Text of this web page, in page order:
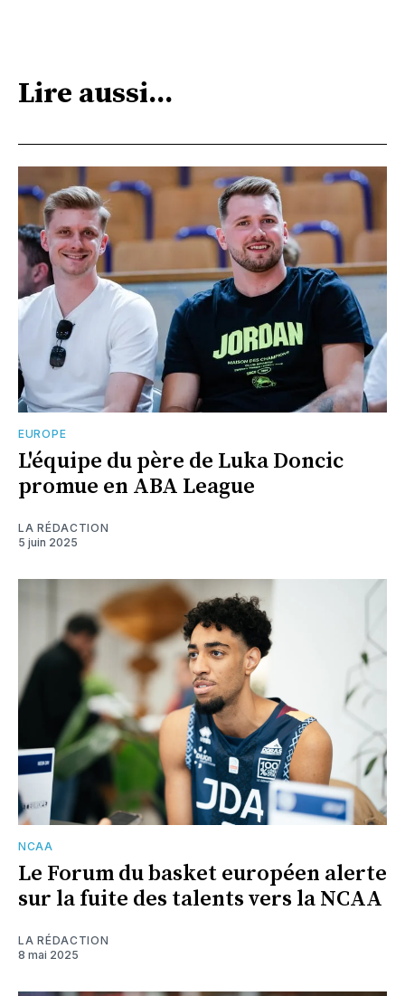
Lire aussi...
EUROPE
L'équipe du père de Luka Doncic
promue en ABA League
LA RÉDACTION
5 juin 2025
NCAA
Le Forum du basket européen alerte
sur la fuite des talents vers la NCAA
LA RÉDACTION
8 mai 2025